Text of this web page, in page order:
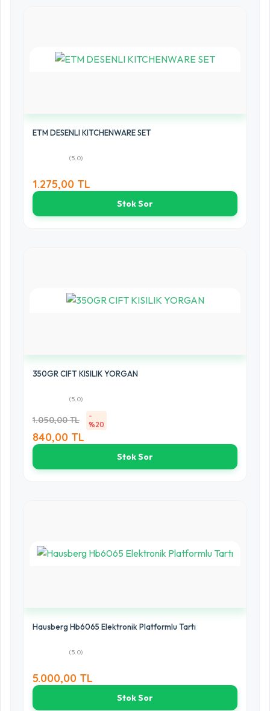
ETM DESENLI KITCHENWARE SET
(5.0)
1.275,00 TL
Stok Sor
350GR CIFT KISILIK YORGAN
(5.0)
1.050,00 TL
-
%20
840,00 TL
Stok Sor
Hausberg Hb6065 Elektronik Platformlu Tartı
(5.0)
5.000,00 TL
Stok Sor